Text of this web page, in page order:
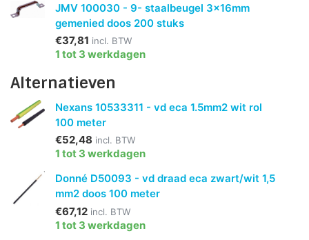
JMV 100030 - 9- staalbeugel 3x16mm
gemenied doos 200 stuks
€37,81 incl. BTW
1 tot 3 werkdagen
Alternatieven
Nexans 10533311 - vd eca 1.5mm2 wit rol
100 meter
€52,48 incl. BTW
1 tot 3 werkdagen
Donné D50093 - vd draad eca zwart/wit 1,5
mm2 doos 100 meter
€67,12 incl. BTW
1 tot 3 werkdagen